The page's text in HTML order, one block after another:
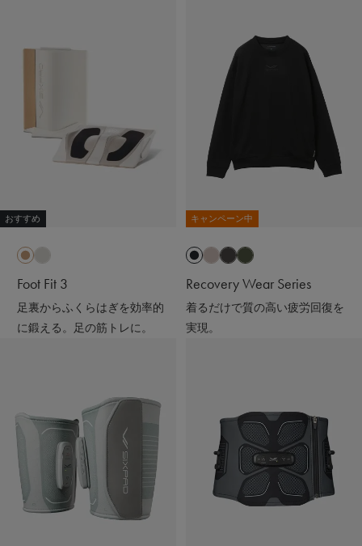
おすすめ
Foot Fit 3
足裏からふくらはぎを効率的
に鍛える。足の筋トレに。
キャンペーン中
Recovery Wear Series
着るだけで質の高い疲労回復を
実現。